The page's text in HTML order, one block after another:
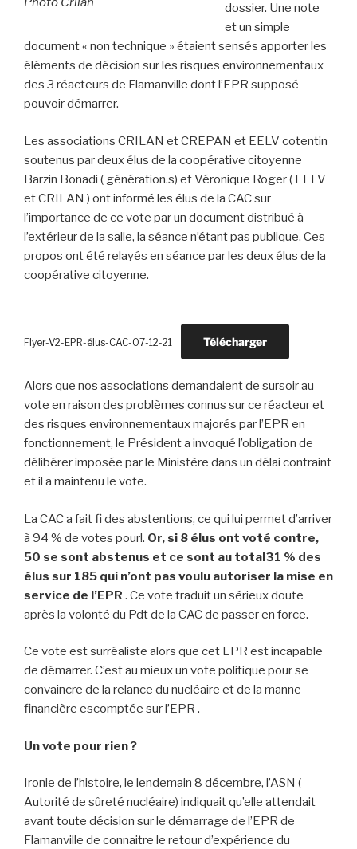
dossier. Une note
et un simple
document « non technique » étaient sensés apporter les
éléments de décision sur les risques environnementaux
des 3 réacteurs de Flamanville dont l’EPR supposé
pouvoir démarrer.
Les associations CRILAN et CREPAN et EELV cotentin
soutenus par deux élus de la coopérative citoyenne
Barzin Bonadi ( génération.s) et Véronique Roger ( EELV
et CRILAN ) ont informé les élus de la CAC sur
l’importance de ce vote par un document distribué à
l’extérieur de la salle, la séance n’étant pas publique. Ces
propos ont été relayés en séance par les deux élus de la
coopérative citoyenne.
Flyer-V2-EPR-élus-CAC-07-12-21 Télécharger
Alors que nos associations demandaient de sursoir au
vote en raison des problèmes connus sur ce réacteur et
des risques environnementaux majorés par l’EPR en
fonctionnement, le Président a invoqué l’obligation de
délibérer imposée par le Ministère dans un délai contraint
et il a maintenu le vote.
La CAC a fait fi des abstentions, ce qui lui permet d’arriver
à 94 % de votes pour!. Or, si 8 élus ont voté contre,
50 se sont abstenus et ce sont au total31 % des
élus sur 185 qui n’ont pas voulu autoriser la mise en
service de l’EPR . Ce vote traduit un sérieux doute
après la volonté du Pdt de la CAC de passer en force.
Ce vote est surréaliste alors que cet EPR est incapable
de démarrer. C’est au mieux un vote politique pour se
convaincre de la relance du nucléaire et de la manne
financière escomptée sur l’EPR .
Un vote pour rien ?
Ironie de l’histoire, le lendemain 8 décembre, l’ASN (
Autorité de sûreté nucléaire) indiquait qu’elle attendait
avant toute décision sur le démarrage de l’EPR de
Flamanville de connaitre le retour d’expérience du